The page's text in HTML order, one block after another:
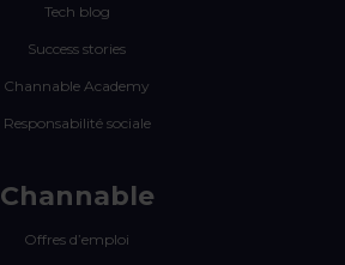
Tech blog
Success stories
Channable Academy
Responsabilité sociale
Channable
Offres d’emploi